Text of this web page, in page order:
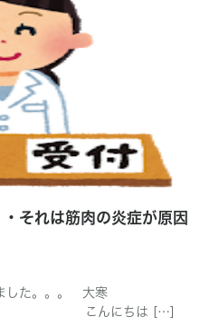
それは筋肉の炎症が原因
した。。。 大寒
ちは […]